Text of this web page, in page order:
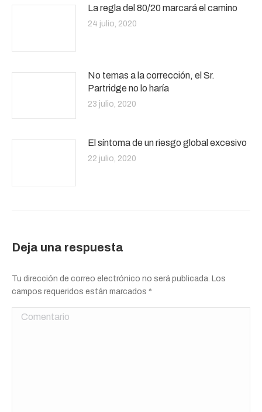
La regla del 80/20 marcará el camino
24 julio, 2020
No temas a la corrección, el Sr.
Partridge no lo haría
23 julio, 2020
El síntoma de un riesgo global excesivo
22 julio, 2020
Deja una respuesta
Tu dirección de correo electrónico no será publicada. Los
campos requeridos están marcados *
Comentario